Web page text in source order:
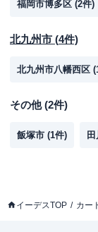
福岡市博多区 (2件)
北九州市 (4件)
北九州市八幡西区 (
その他(2件)
飯塚市 (1件)
イーデスTOP カー